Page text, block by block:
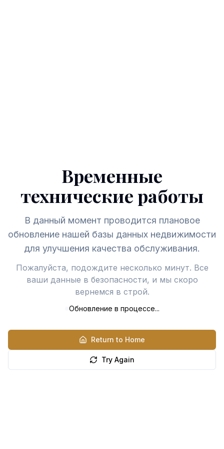
Временные
технические работы
В данный момент проводится плановое
обновление нашей базы данных недвижимости
для улучшения качества обслуживания.
Пожалуйста, подождите несколько минут. Все
ваши данные в безопасности, и мы скоро
вернемся в строй.
Обновление в процессе...
Return to Home
Try Again